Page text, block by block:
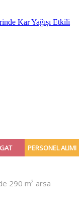
Kar Yağışı Etkili